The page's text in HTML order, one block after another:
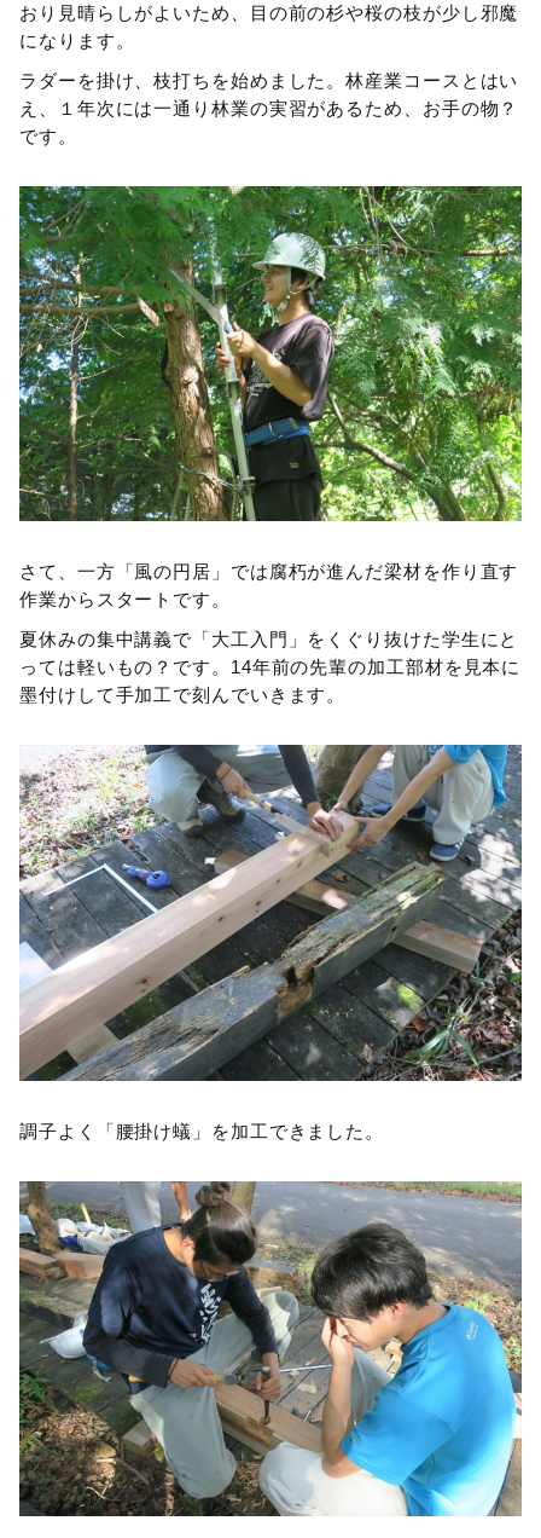
おり見晴らしがよいため、目の前の杉や桜の枝が少し邪魔
になります。
ラダーを掛け、枝打ちを始めました。林産業コースとはい
え、１年次には一通り林業の実習があるため、お手の物？
です。
さて、一方「風の円居」では腐朽が進んだ梁材を作り直す
作業からスタートです。
夏休みの集中講義で「大工入門」をくぐり抜けた学生にと
っては軽いもの？です。14年前の先輩の加工部材を見本に
墨付けして手加工で刻んでいきます。
調子よく「腰掛け蟻」を加工できました。